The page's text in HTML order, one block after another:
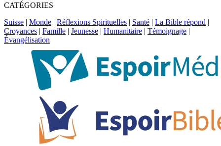
CATÉGORIES
Suisse | Monde | Réflexions Spirituelles | Santé | La Bible répond |
Croyances | Famille | Jeunesse | Humanitaire | Témoignage |
Évangélisation